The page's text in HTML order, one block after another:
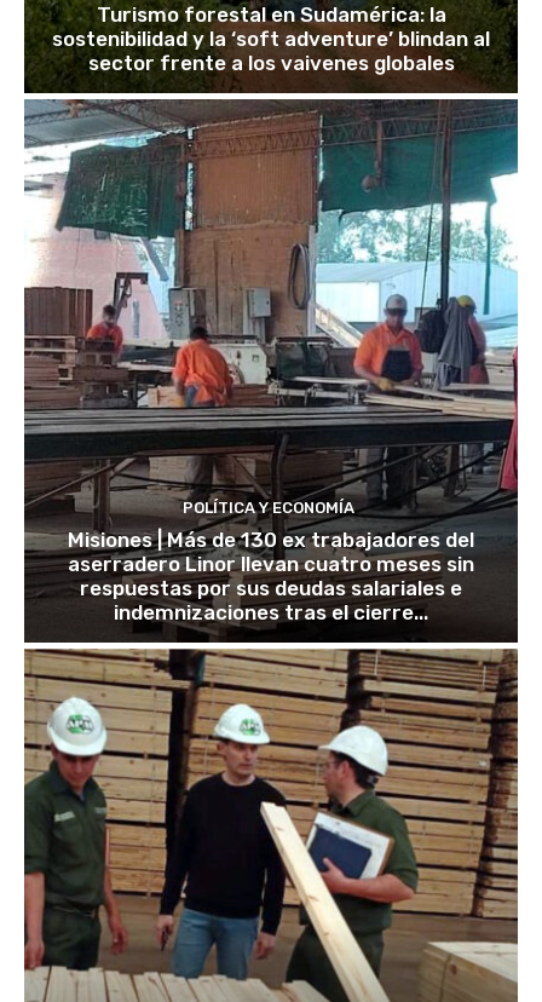
Turismo forestal en Sudamérica: la
sostenibilidad y la ‘soft adventure’ blindan al
sector frente a los vaivenes globales
POLÍTICA Y ECONOMÍA
Misiones | Más de 130 ex trabajadores del
aserradero Linor llevan cuatro meses sin
respuestas por sus deudas salariales e
indemnizaciones tras el cierre...